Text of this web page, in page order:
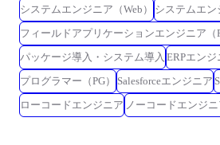
性能や操作感を適宜検証し必要に応じて操作
で、最新のAIエージェントを操作いただくことも可能
を重視するAKKODiSの企業理念に基づき、AI
価値向上を推進しています。 仕事内容 (雇入れ直後) ・自動車/車載部品/
医療機器/カメラ等大手メーカーにて、製品設
るソフトウェア・アプリケーション開発設計
記の設計業務にプラスして、AKKODiSのチ
システムエンジニア（Web）
システムエン
フィールドアプリケーションエンジニア（
パッケージ導入・システム導入 ERPエンジ
プログラマー（PG）
Salesforceエンジニア
ローコードエンジニア ノーコードエンジニ